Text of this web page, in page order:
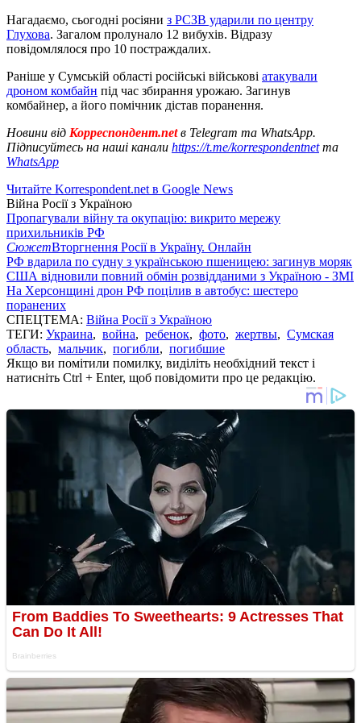
Нагадаємо, сьогодні росіяни з РСЗВ ударили по центру
Глухова. Загалом пролунало 12 вибухів. Відразу
повідомлялося про 10 постраждалих.
Раніше у Сумській області російські військові атакували
дроном комбайн під час збирання урожаю. Загинув
комбайнер, а його помічник дістав поранення.
Новини від Корреспондент.netв Telegram та WhatsApp.
Підписуйтесь на наші канали https://t.me/korrespondentnetта
WhatsApp
Читайте Korrespondent.net в Google News
Війна Росії з Україною
Пропагували війну та окупацію: викрито мережу
прихильників РФ
СюжетВторгнення Росії в Україну. Онлайн
РФ вдарила по судну з українською пшеницею: загинув моряк
США відновили повний обмін розвідданими з Україною - ЗМІ
На Херсонщині дрон РФ поцілив в автобус: шестеро
поранених
СПЕЦТЕМА: Війна Росії з Україною
ТЕГИ: Украина, война, ребенок, фото, жертвы, Сумская
область, мальчик, погибли, погибшие
Якщо ви помітили помилку, виділіть необхідний текст і
натисніть Ctrl + Enter, щоб повідомити про це редакцію.